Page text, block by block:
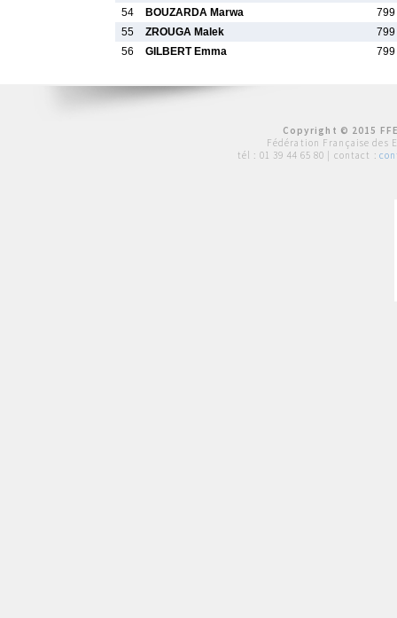
54
BOUZARDA Marwa
799
55
ZROUGA Malek
799
56
GILBERT Emma 799
Copyright © 2015
Fédération Française des
tél : 01 39 44 65 80 | contact :